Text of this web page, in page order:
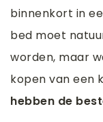
binnenkort in
bed moet
worden, maar
kopen van een
hebben de